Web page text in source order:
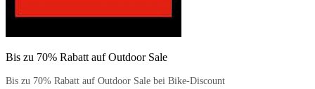
Bis zu 70% Rabatt auf Outdoor Sale
Bis zu 70% Rabatt auf Outdoor Sale bei Bike-Discount